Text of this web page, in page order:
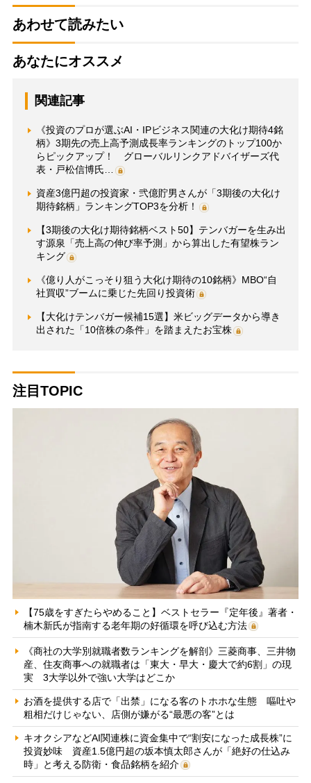
あわせて読みたい
あなたにオススメ
関連記事
《投資のプロが選ぶAI・IPビジネス関連の大化け期待4銘
柄》3期先の売上高予測成長率ランキングのトップ100か
らピックアップ！ グローバルリンクアドバイザーズ代
表・戸松信博氏…
資産3億円超の投資家・弐億貯男さんが「3期後の大化け
期待銘柄」ランキングTOP3を分析！
【3期後の大化け期待銘柄ベスト50】テンバガーを生み出
す源泉「売上高の伸び率予測」から算出した有望株ラン
キング
《億り人がこっそり狙う大化け期待の10銘柄》MBO“自
社買収”ブームに乗じた先回り投資術
【大化けテンバガー候補15選】米ビッグデータから導き
出された「10倍株の条件」を踏まえたお宝株
注目TOPIC
【75歳をすぎたらやめること】ベストセラー『定年後』著者・
楠木新氏が指南する老年期の好循環を呼び込む方法
《商社の大学別就職者数ランキングを解剖》三菱商事、三井物
産、住友商事への就職者は「東大・早大・慶大で約6割」の現
実 3大学以外で強い大学はどこか
お酒を提供する店で「出禁」になる客のトホホな生態 嘔吐や
粗相だけじゃない、店側が嫌がる“最悪の客”とは
キオクシアなどAI関連株に資金集中で“割安になった成長株”に
投資妙味 資産1.5億円超の坂本慎太郎さんが「絶好の仕込み
時」と考える防衛・食品銘柄を紹介